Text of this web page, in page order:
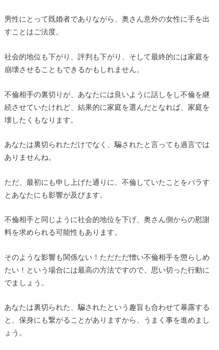
男性にとって既婚者でありながら、奥さん意外の女性に手を出
すことはご法度。
社会的地位も下がり、評判も下がり、そして最終的には家庭を
崩壊させることもできるかもしれません。
不倫相手の裏切りが、あなたには良いように話しをし不倫を継
続させていたけれど、結果的に家庭を選んだとなれば、家庭を
壊したくもなります。
あなたは裏切られただけでなく、騙されたと言っても過言では
ありませんね。
ただ、最初にも申し上げた通りに、不倫していたことをバラす
とあなたにも影響が及びます。
不倫相手と同じように社会的地位を下げ、奥さん側からの慰謝
料を求められる可能性もあります。
そのような影響も関係ない！ただただ憎い不倫相手を懲らしめ
たい！という場合には最高の方法ですので、思い切った行動に
でましょう。
あなたは裏切られた、騙されたという趣旨も合わせて暴露する
と、保身にも繋がることがありますから、うまく事を進めまし
ょう。